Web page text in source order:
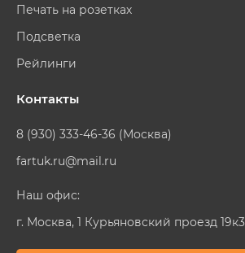
Печать на розетках
Подсветка
Рейлинги
Контакты
8 (930) 333-46-36 (Москва)
fartuk.ru@mail.ru
Наш офис:
г. Москва, 1 Курьяновский проезд 19к3